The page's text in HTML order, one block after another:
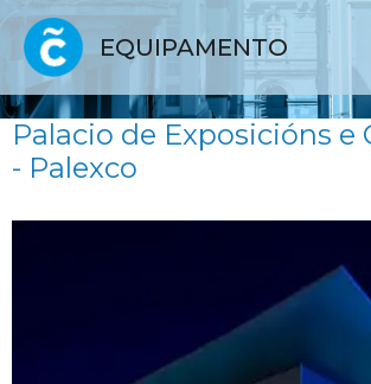
EQUIPAMENTO
Palacio de Exposicións e
- Palexco